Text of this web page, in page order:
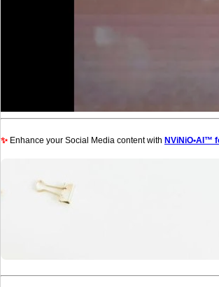
✨ Enhance your Social Media content with NViNiO•AI™